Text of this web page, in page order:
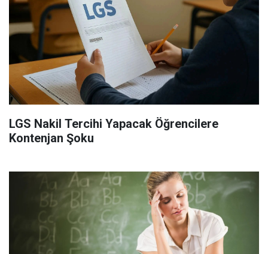
LGS Nakil Tercihi Yapacak Öğrencilere
Kontenjan Şoku